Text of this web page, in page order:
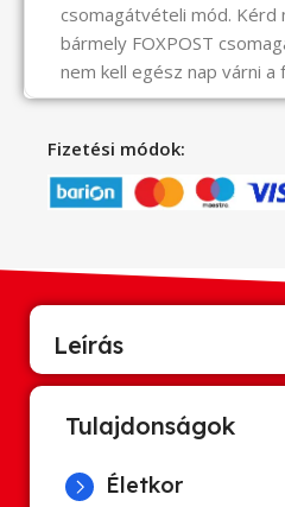
csomagátvételi mód. Kérd
bármely FOXPOST
nem kell egész nap várni a
Fizetési módok:
Leírás
Tulajdonságok
Életkor